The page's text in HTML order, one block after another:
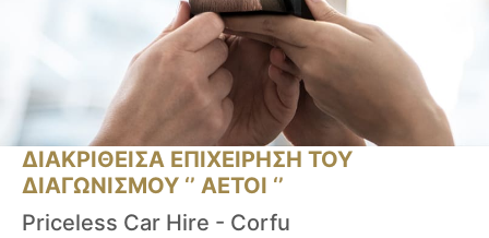
ΔΙΑΚΡΙΘΕΙΣΑ ΕΠΙΧΕΙΡΗΣΗ ΤΟΥ
ΔΙΑΓΩΝΙΣΜΟΥ ‘’ ΑΕΤΟΙ ‘’
Priceless Car Hire - Corfu